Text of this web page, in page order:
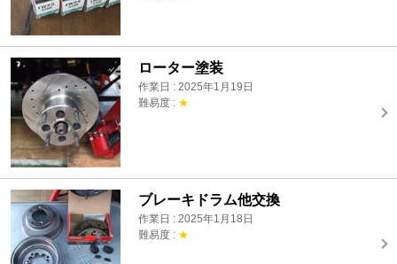
ローター塗装
作業日 : 2025年1月19日
難易度 : ★
ブレーキドラム他交換
作業日 : 2025年1月18日
難易度 : ★